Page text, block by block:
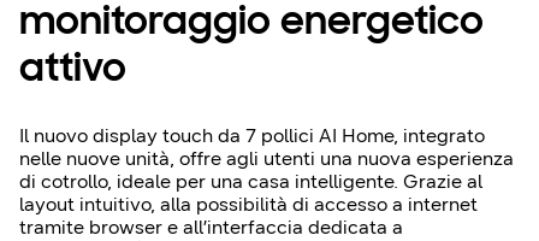
monitoraggio energetico
attivo
Il nuovo display touch da 7 pollici AI Home, integrato
nelle nuove unità, offre agli utenti una nuova esperienza
di cotrollo, ideale per una casa intelligente. Grazie al
layout intuitivo, alla possibilità di accesso a internet
tramite browser e all’interfaccia dedicata a